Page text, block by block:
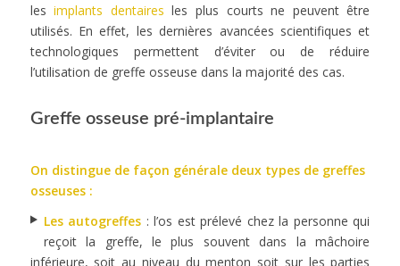
lesimplants dentaires les plus courts ne peuvent être
utilisés. En effet, les dernières avancées scientifiques et
technologiques permettent d’éviter ou de réduire
l’utilisation de greffe osseuse dans la majorité des cas.
Greffe osseuse pré-implantaire
On distingue de façon générale deux types de greffes
osseuses :
Les autogreffes : l’os est prélevé chez la personne qui
reçoit la greffe, le plus souvent dans la mâchoire
inférieure, soit au niveau du menton soit sur les parties